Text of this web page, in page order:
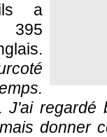
a
395
regardé
donner